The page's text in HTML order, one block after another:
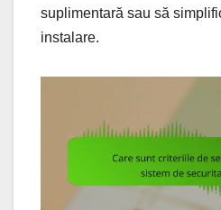
suplimentară sau să
instalare.